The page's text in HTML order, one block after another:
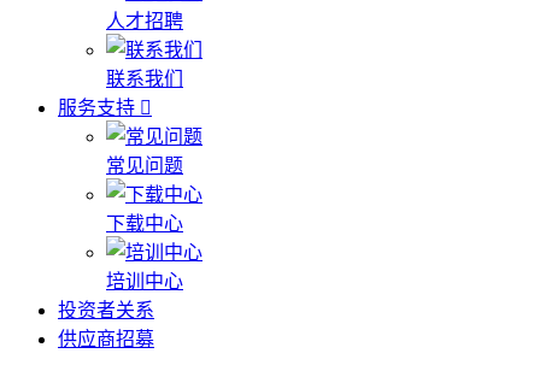
人才招聘
联系我们
服务支持
常见问题
下载中心
培训中心
投资者关系
供应商招募